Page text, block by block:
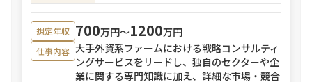
想定年収 700万円〜1200万円
仕事内容 大手外資系ファームにおける戦略コンサルティ
ングサービスをリードし、独自のセクターや企
業に関する専門知識に加え、詳細な市場・競合